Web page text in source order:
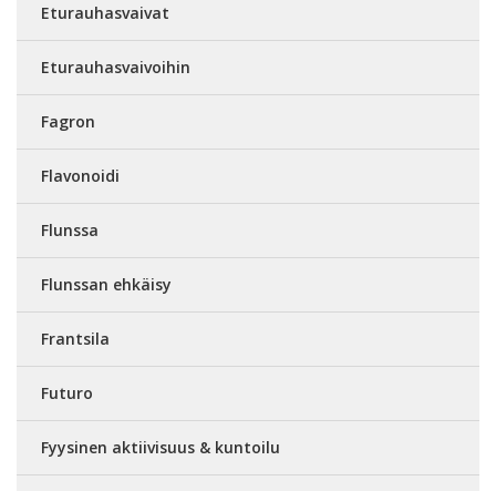
Eturauhasvaivat
Eturauhasvaivoihin
Fagron
Flavonoidi
Flunssa
Flunssan ehkäisy
Frantsila
Futuro
Fyysinen aktiivisuus & kuntoilu